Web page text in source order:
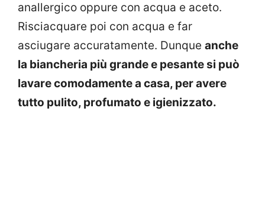
anallergico oppure con acqua e aceto.
Risciacquare poi con acqua e far
asciugare accuratamente. Dunque anche
la biancheria più grande e pesante si può
lavare comodamente a casa, per avere
tutto pulito, profumato e igienizzato.